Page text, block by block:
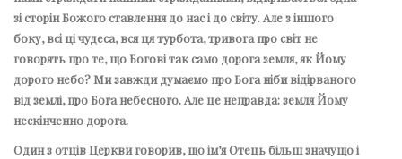
зі сторін Божого ставлення до нас і до світу. Але з іншого
боку, всі ці чудеса, вся ця турбота, тривога про світ не
говорять про те, що Богові так само дорога земля, як Йому
дорого небо? Ми завжди думаємо про Бога ніби відірваного
від землі, про Бога небесного. Але це неправда: земля Йому
нескінченно дорога.
Один з отців Церкви говорив, що ім’я Отець більш значущо і